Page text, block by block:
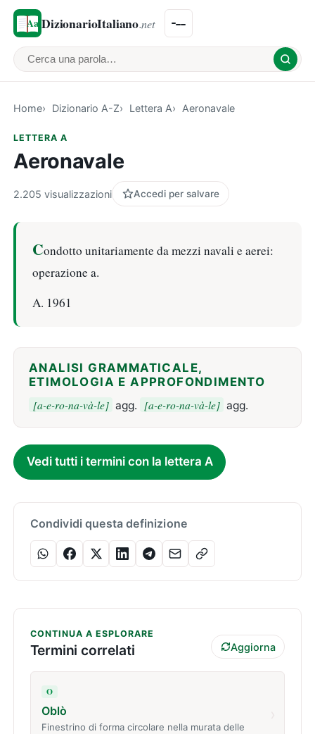
DizionarioItaliano.net
Cerca una parola
Home Dizionario A-Z Lettera A Aeronavale
LETTERA A
Aeronavale
2.205 visualizzazioni Accedi per salvare
Condotto unitariamente da mezzi navali e aerei:
operazione a.
A. 1961
ANALISI GRAMMATICALE,
ETIMOLOGIA E APPROFONDIMENTO
[a-e-ro-na-và-le] agg. [a-e-ro-na-và-le] agg.
Vedi tutti i termini con la lettera A
Condividi questa definizione
CONTINUA A ESPLORARE
Termini correlati Aggiorna
O
Oblò
Finestrino di forma circolare nella murata delle